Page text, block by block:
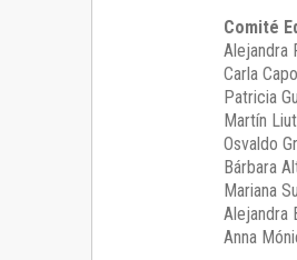
Comité
Alejandra
Carla
Patricia
Martín Liut
Osvaldo
Bárbara
Mariana
Alejandra
Anna